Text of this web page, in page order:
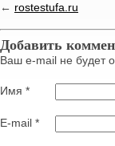
← rostestufa.ru
Добавить
Ваш e-mail не будет
Имя *
E-mail *